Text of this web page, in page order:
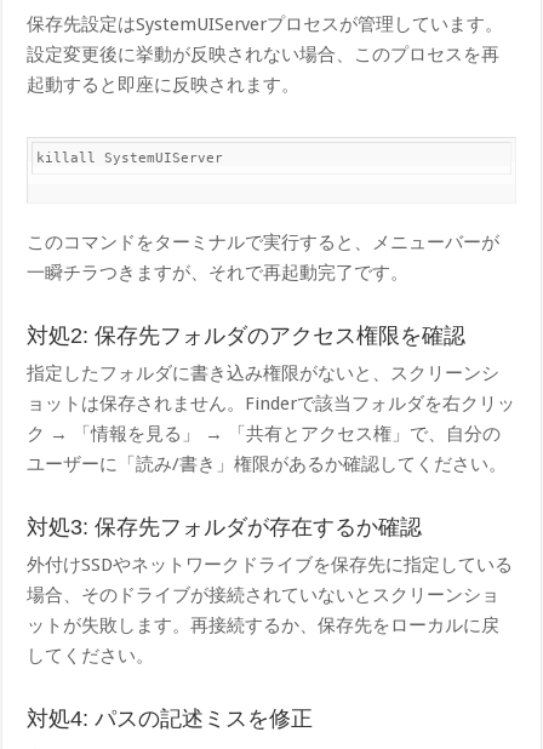
保存先設定はSystemUIServerプロセスが管理しています。
設定変更後に挙動が反映されない場合、このプロセスを再
起動すると即座に反映されます。
kill​all SystemUIServer
このコマンドをターミナルで実行すると、メニューバーが
一瞬チラつきますが、それで再起動完了です。
対処2: 保存先フォルダのアクセス権限を確認
指定したフォルダに書き込み権限がないと、スクリーンシ
ョットは保存されません。Finderで該当フォルダを右クリッ
ク → 「情報を見る」 → 「共有とアクセス権」で、自分の
ユーザーに「読み/書き」権限があるか確認してください。
対処3: 保存先フォルダが存在するか確認
外付けSSDやネットワークドライブを保存先に指定している
場合、そのドライブが接続されていないとスクリーンショ
ットが失敗します。再接続するか、保存先をローカルに戻
してください。
対処4: パスの記述ミスを修正